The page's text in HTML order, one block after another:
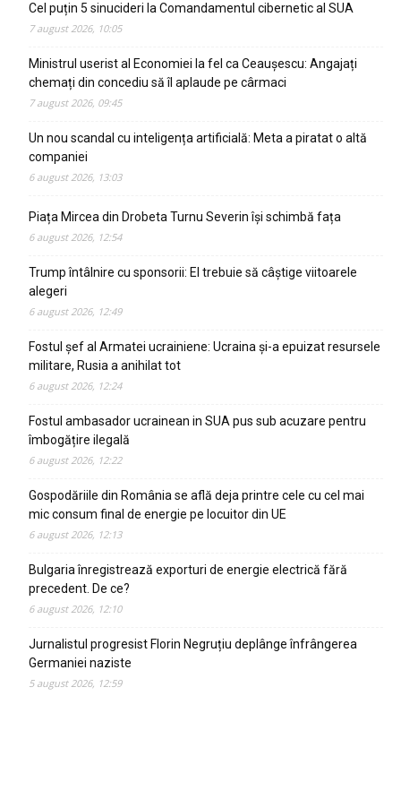
Cel puțin 5 sinucideri la Comandamentul cibernetic al SUA
7 august 2026, 10:05
Ministrul userist al Economiei la fel ca Ceaușescu: Angajați
chemați din concediu să îl aplaude pe cârmaci
7 august 2026, 09:45
Un nou scandal cu inteligența artificială: Meta a piratat o altă
companiei
6 august 2026, 13:03
Piața Mircea din Drobeta Turnu Severin își schimbă fața
6 august 2026, 12:54
Trump întâlnire cu sponsorii: El trebuie să câștige viitoarele
alegeri
6 august 2026, 12:49
Fostul șef al Armatei ucrainiene: Ucraina și-a epuizat resursele
militare, Rusia a anihilat tot
6 august 2026, 12:24
Fostul ambasador ucrainean in SUA pus sub acuzare pentru
îmbogățire ilegală
6 august 2026, 12:22
Gospodăriile din România se află deja printre cele cu cel mai
mic consum final de energie pe locuitor din UE
6 august 2026, 12:13
Bulgaria înregistrează exporturi de energie electrică fără
precedent. De ce?
6 august 2026, 12:10
Jurnalistul progresist Florin Negruțiu deplânge înfrângerea
Germaniei naziste
5 august 2026, 12:59